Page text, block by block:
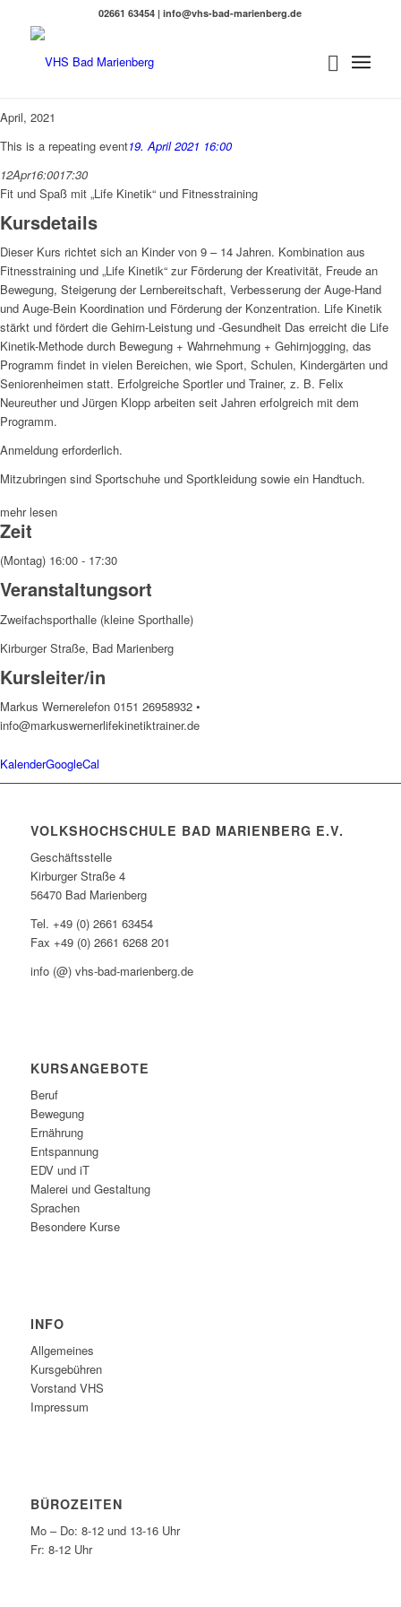
02661 63454 | info@vhs-bad-marienberg.de
April, 2021
This is a repeating event19. April 2021 16:00
12Apr16:0017:30
Fit und Spaß mit „Life Kinetik“ und Fitnesstraining
Kursdetails
Dieser Kurs richtet sich an Kinder von 9 – 14 Jahren. Kombination aus
Fitnesstraining und „Life Kinetik“ zur Förderung der Kreativität, Freude an
Bewegung, Steigerung der Lernbereitschaft, Verbesserung der Auge-Hand
und Auge-Bein Koordination und Förderung der Konzentration. Life Kinetik
stärkt und fördert die Gehirn-Leistung und -Gesundheit Das erreicht die Life
Kinetik-Methode durch Bewegung + Wahrnehmung + Gehirnjogging, das
Programm findet in vielen Bereichen, wie Sport, Schulen, Kindergärten und
Seniorenheimen statt. Erfolgreiche Sportler und Trainer, z. B. Felix
Neureuther und Jürgen Klopp arbeiten seit Jahren erfolgreich mit dem
Programm.
Anmeldung erforderlich.
Mitzubringen sind Sportschuhe und Sportkleidung sowie ein Handtuch.
mehr lesen
Zeit
(Montag) 16:00 - 17:30
Veranstaltungsort
Zweifachsporthalle (kleine Sporthalle)
Kirburger Straße, Bad Marienberg
Kursleiter/in
Markus Wernerelefon 0151 26958932 •
info@markuswernerlifekinetiktrainer.de
KalenderGoogleCal
VOLKSHOCHSCHULE BAD MARIENBERG E.V.
Geschäftsstelle
Kirburger Straße 4
56470 Bad Marienberg
Tel. +49 (0) 2661 63454
Fax +49 (0) 2661 6268 201
info (@) vhs-bad-marienberg.de
KURSANGEBOTE
Beruf
Bewegung
Ernährung
Entspannung
EDV und iT
Malerei und Gestaltung
Sprachen
Besondere Kurse
INFO
Allgemeines
Kursgebühren
Vorstand VHS
Impressum
BÜROZEITEN
Mo – Do: 8-12 und 13-16 Uhr
Fr: 8-12 Uhr